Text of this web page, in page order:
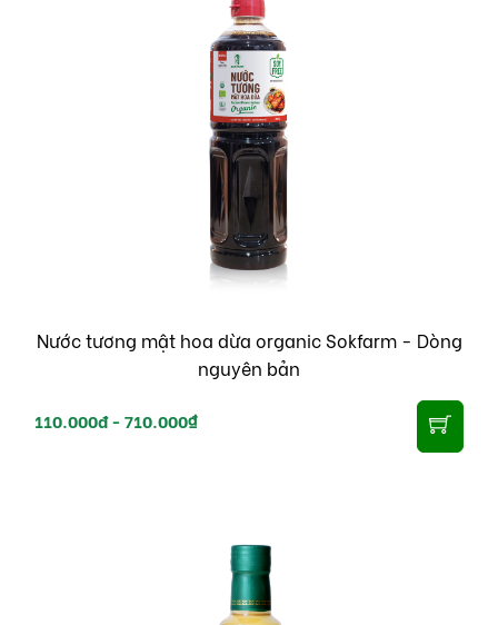
Nước tương mật hoa dừa organic Sokfarm - Dòng
nguyên bản
110.000đ -710.000₫